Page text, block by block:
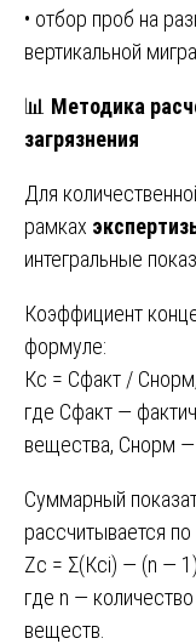
• отбор проб на
вертикальной
📊 Методика
загрязнения
Для
рамках
интегральные
Коэффициент
формуле:
Кс = Сфакт / Снорм,
где Сфакт —
вещества, Снорм
Суммарный
рассчитывается
Zc = Σ(Ксi) — (n —
где n —
веществ.